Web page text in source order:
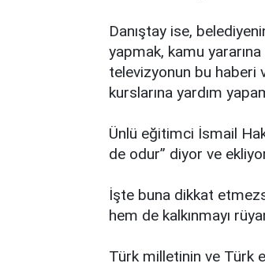
Danıştay ise,
yapmak, kamu
televizyonun bu haberi
kurslarına yardım
Ünlü eğitimci İsmail
de odur” diyor ve
İşte buna dikkat
hem de kalkınmayı
Türk milletinin ve Türk